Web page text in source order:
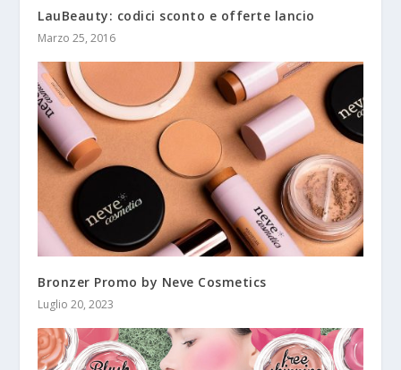
LauBeauty: codici sconto e offerte lancio
Marzo 25, 2016
Bronzer Promo by Neve Cosmetics
Luglio 20, 2023